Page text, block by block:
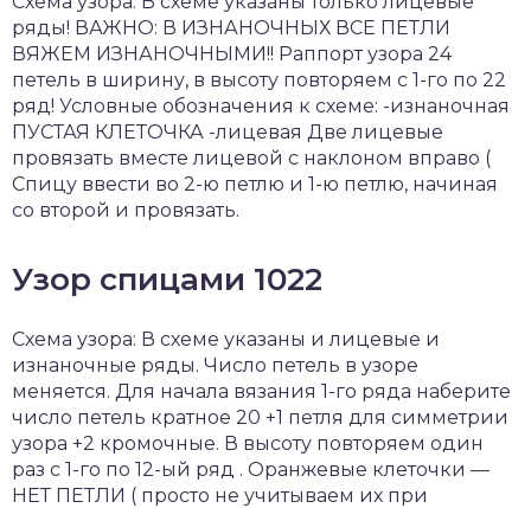
ряды! ВАЖНО: В ИЗНАНОЧНЫХ ВСЕ ПЕТЛИ
ВЯЖЕМ ИЗНАНОЧНЫМИ!! Раппорт узора 24
петель в ширину, в высоту повторяем с 1-го по 22
ряд! Условные обозначения к схеме: -изнаночная
ПУСТАЯ КЛЕТОЧКА -лицевая Две лицевые
провязать вместе лицевой с наклоном вправо (
Спицу ввести во 2-ю петлю и 1-ю петлю, начиная
со второй и провязать.
Узор спицами 1022
Схема узора: В схеме указаны и лицевые и
изнаночные ряды. Число петель в узоре
меняется. Для начала вязания 1-го ряда наберите
число петель кратное 20 +1 петля для симметрии
узора +2 кромочные. В высоту повторяем один
раз с 1-го по 12-ый ряд . Оранжевые клеточки —
НЕТ ПЕТЛИ ( просто не учитываем их при